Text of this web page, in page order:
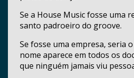
Se a House Music fosse uma
santo padroeiro do groove.
Se fosse uma empresa, seria
nome aparece em todos os
que ninguém jamais viu